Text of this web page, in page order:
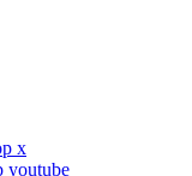
x
youtube